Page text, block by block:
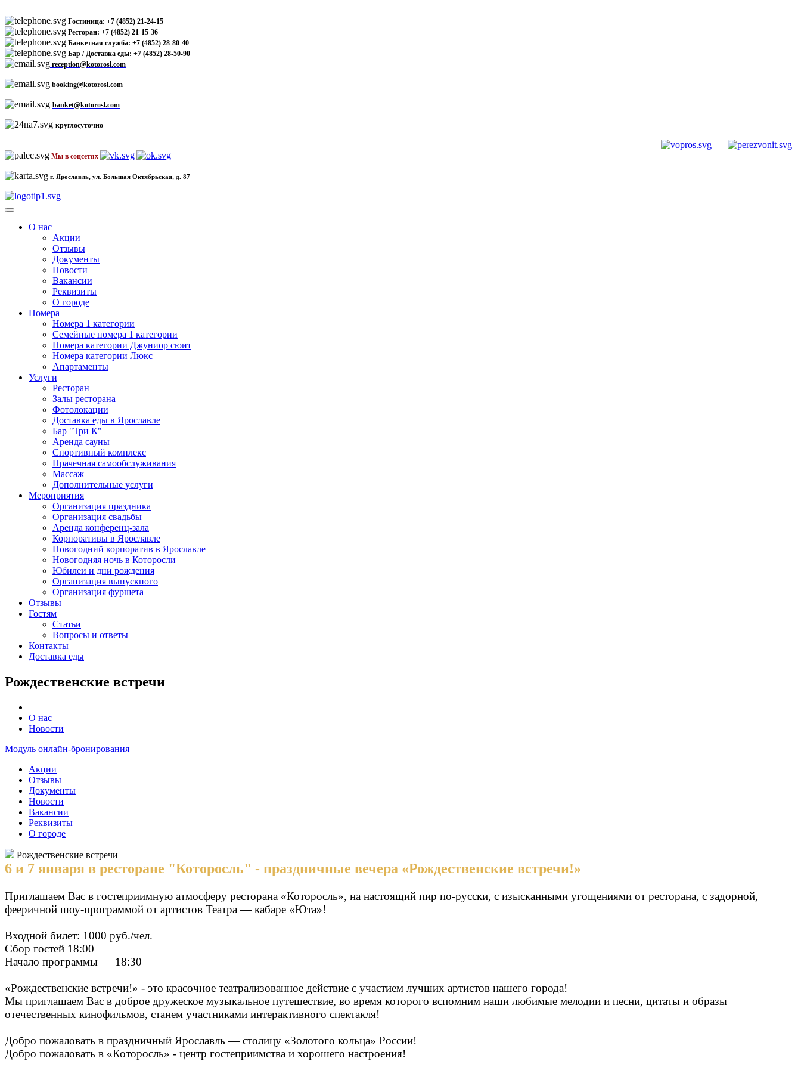
Гостиница: +7 (4852) 21-24-15
Ресторан: +7 (4852) 21-15-36
Банкетная служба: +7 (4852) 28-80-40
Бар / Доставка еды: +7 (4852) 28-50-90
reception@kotorosl.com
booking@kotorosl.com
banket@kotorosl.com
круглосуточно
Мы в соцсетях
г. Ярославль, ул. Большая Октябрьская, д. 87
О нас
Акции
Отзывы
Документы
Новости
Вакансии
Реквизиты
О городе
Номера
Номера 1 категории
Семейные номера 1 категории
Номера категории Джуниор сюит
Номера категории Люкс
Апартаменты
Услуги
Ресторан
Залы ресторана
Фотолокации
Доставка еды в Ярославле
Бар "Три К"
Аренда сауны
Спортивный комплекс
Прачечная самообслуживания
Массаж
Дополнительные услуги
Мероприятия
Организация праздника
Организация свадьбы
Аренда конференц-зала
Корпоративы в Ярославле
Новогодний корпоратив в Ярославле
Новогодняя ночь в Которосли
Юбилеи и дни рождения
Организация выпускного
Организация фуршета
Отзывы
Гостям
Статьи
Вопросы и ответы
Контакты
Доставка еды
Рождественские встречи
О нас
Новости
Модуль онлайн-бронирования
Акции
Отзывы
Документы
Новости
Вакансии
Реквизиты
О городе
Рождественские встречи
6 и 7 января в ресторане "Которосль" - праздничные вечера «Рождественские встречи!»
Приглашаем Вас в гостеприимную атмосферу ресторана «Которосль», на настоящий пир по-русски, с изысканными угощениями от ресторана, с задорной,
фееричной шоу-программой от артистов Театра — кабаре «Юта»!
Входной билет: 1000 руб./чел.
Сбор гостей 18:00
Начало программы — 18:30
«Рождественские встречи!» - это красочное театрализованное действие с участием лучших артистов нашего города!
Мы приглашаем Вас в доброе дружеское музыкальное путешествие, во время которого вспомним наши любимые мелодии и песни, цитаты и образы
отечественных кинофильмов, станем участниками интерактивного спектакля!
Добро пожаловать в праздничный Ярославль — столицу «Золотого кольца» России!
Добро пожаловать в «Которосль» - центр гостеприимства и хорошего настроения!